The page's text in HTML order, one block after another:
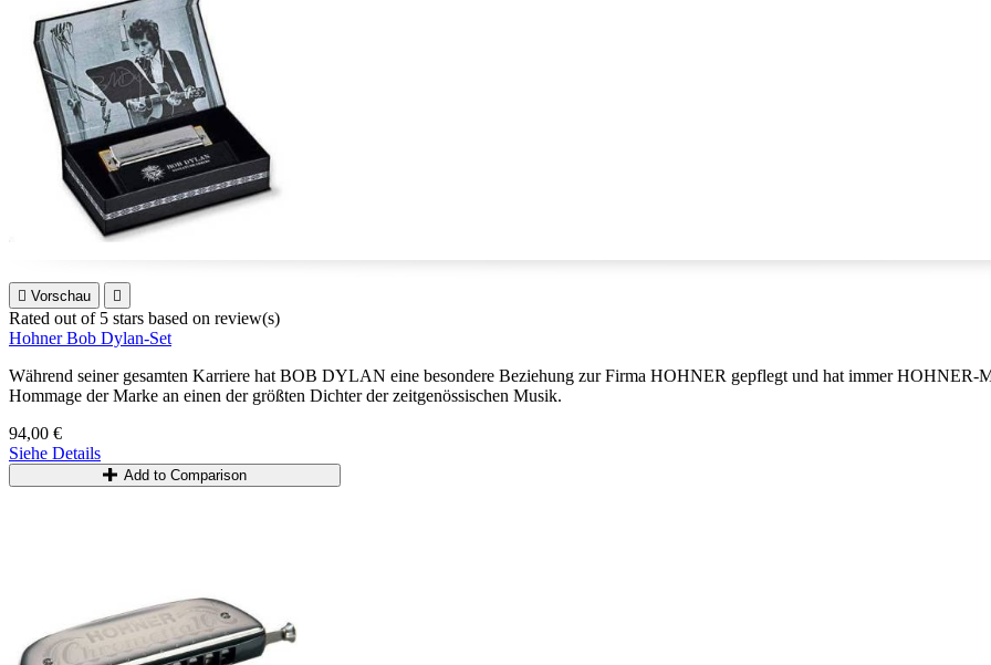
 Vorschau 
Rated out of 5 stars based on review(s)
Hohner Bob Dylan-Set
Während seiner gesamten Karriere hat BOB DYLAN eine besondere Beziehung zur Firma HOHNER gepflegt und hat immer HOHNER-
Hommage der Marke an einen der größten Dichter der zeitgenössischen Musik.
94,00 €
Siehe Details
Add to Comparison